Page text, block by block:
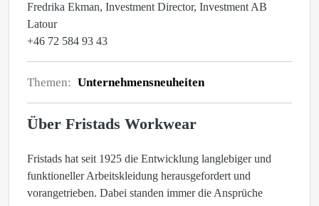
Fredrika Ekman, Investment Director, Investment AB
Latour
+46 72 584 93 43
Themen: Unternehmensneuheiten
Über Fristads Workwear
Fristads hat seit 1925 die Entwicklung langlebiger und
funktioneller Arbeitskleidung herausgefordert und
vorangetrieben. Dabei standen immer die Ansprüche